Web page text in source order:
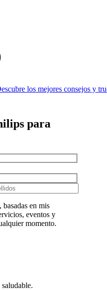
los mejores consejos y
para
en mis
eventos y
momento.